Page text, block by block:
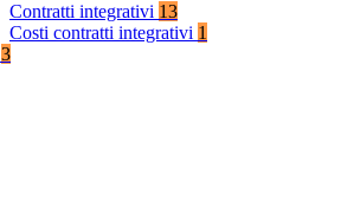
Contratti integrativi 13
Costi contratti integrativi 1
3